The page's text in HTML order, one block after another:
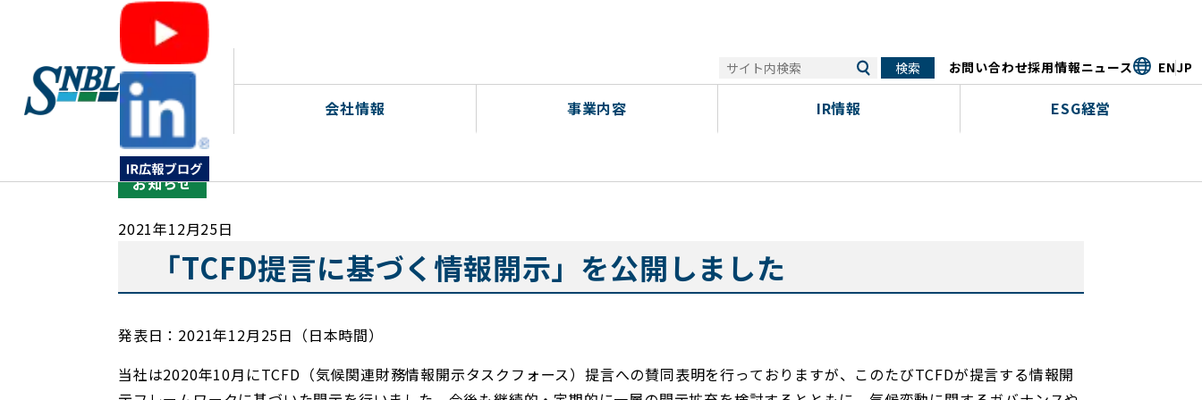
会社情報 事業内容 IR情報 ESG経営
お問い合わせ採用情報ニュース ENJP
ホームページトップ お知らせ > 「TCFD提言に基づく情報開示」を公開しました
「TCFD提言に基づく情報開示」を公開しました
2021年12月25日
お知らせ
発表日：2021年12月25日（日本時間）
当社は2020年10月にTCFD（気候関連財務情報開示タスクフォース）提言への賛同表明を行っておりますが、このたびTCFDが提言する情報開